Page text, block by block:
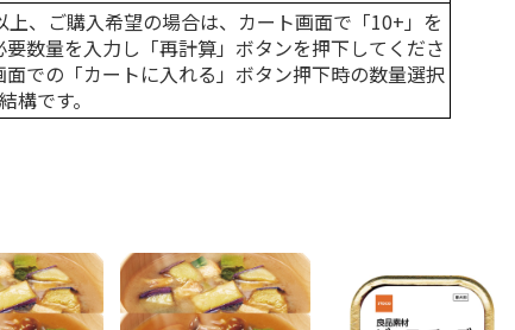
、ご購入希望の場合は、カート画面で「10+」を
要数量を入力し「再計算」ボタンを押下してくださ
面での「カートに入れる」ボタン押下時の数量選択
構です。